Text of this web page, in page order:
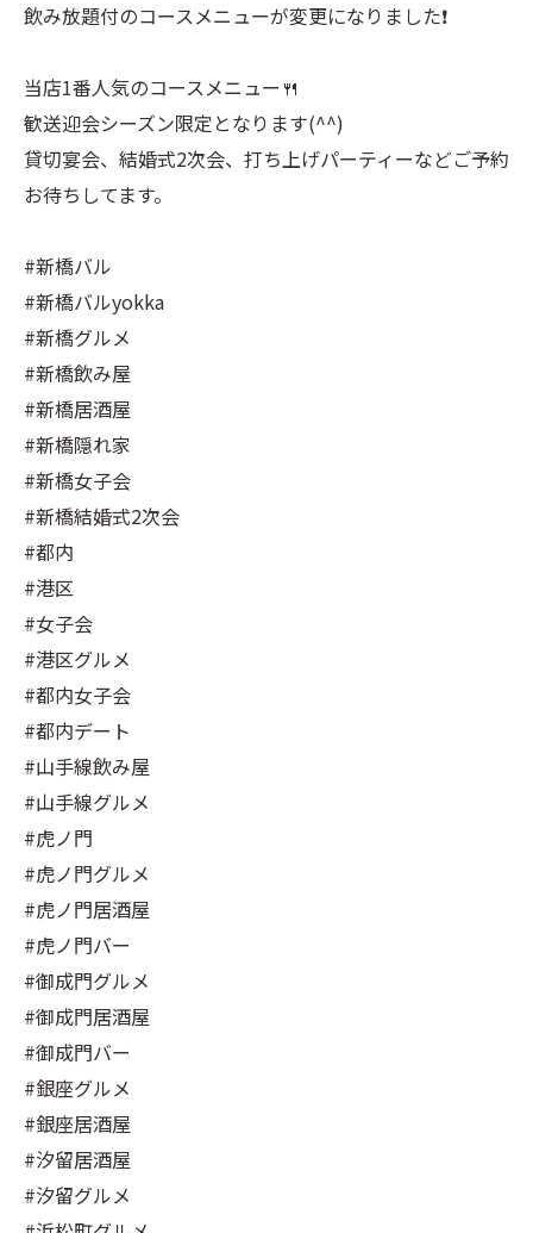
飲み放題付のコースメニューが変更になりました❗️
当店1番人気のコースメニュー🍴
歓送迎会シーズン限定となります(^^)
貸切宴会、結婚式2次会、打ち上げパーティーなどご予約
お待ちしてます。
#新橋バル
#新橋バルyokka
#新橋グルメ
#新橋飲み屋
#新橋居酒屋
#新橋隠れ家
#新橋女子会
#新橋結婚式2次会
#都内
#港区
#女子会
#港区グルメ
#都内女子会
#都内デート
#山手線飲み屋
#山手線グルメ
#虎ノ門
#虎ノ門グルメ
#虎ノ門居酒屋
#虎ノ門バー
#御成門グルメ
#御成門居酒屋
#御成門バー
#銀座グルメ
#銀座居酒屋
#汐留居酒屋
#汐留グルメ